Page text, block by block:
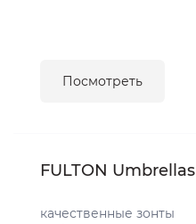
Посмотреть
FULTON Umbrellas
качественные зонты